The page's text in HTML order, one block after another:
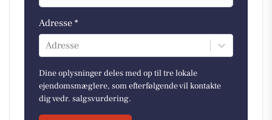
Adresse *
Adresse
Dine oplysninger deles med op til tre lokale
ejendomsmæglere, som efterfølgende vil kontakte
dig vedr. salgsvurdering.